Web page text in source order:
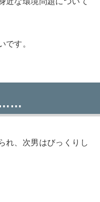
です。
……
れ、次男はびっくりし